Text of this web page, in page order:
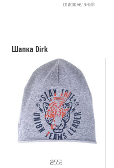
список желаний
Шапка Dirk
₴559